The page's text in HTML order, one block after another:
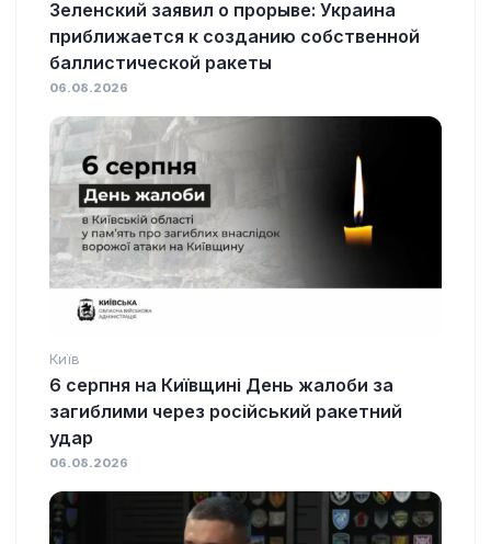
Зеленский заявил о прорыве: Украина
приближается к созданию собственной
баллистической ракеты
06.08.2026
Київ
6 серпня на Київщині День жалоби за
загиблими через російський ракетний
удар
06.08.2026